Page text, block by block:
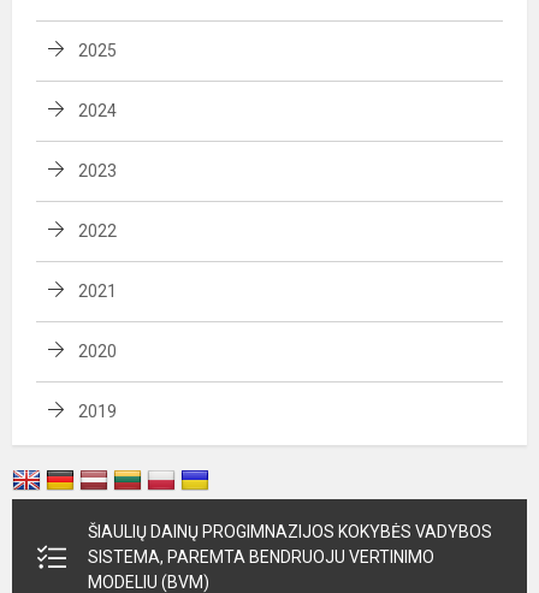
2025
2024
2023
2022
2021
2020
2019
ŠIAULIŲ DAINŲ PROGIMNAZIJOS KOKYBĖS VADYBOS
SISTEMA, PAREMTA BENDRUOJU VERTINIMO
MODELIU (BVM)